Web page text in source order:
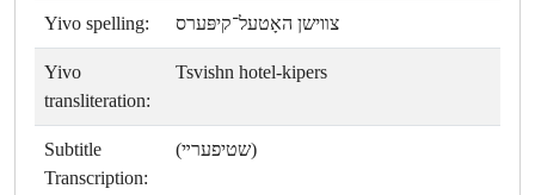
Yivo spelling: צװישן האָטעל־קיפּערס
Yivo
transliteration:
Tsvishn hotel-kipers
Subtitle
Transcription:
(שטיפערײ)